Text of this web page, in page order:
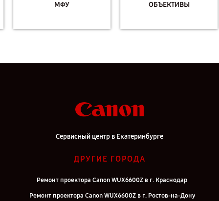
МФУ ОБЪЕКТИВЫ
Сервисный центр в Екатеринбурге
ДРУГИЕ ГОРОДА
Ремонт проектора Canon WUX6600Z в г. Краснодар
Ремонт проектора Canon WUX6600Z в г. Ростов-на-Дону